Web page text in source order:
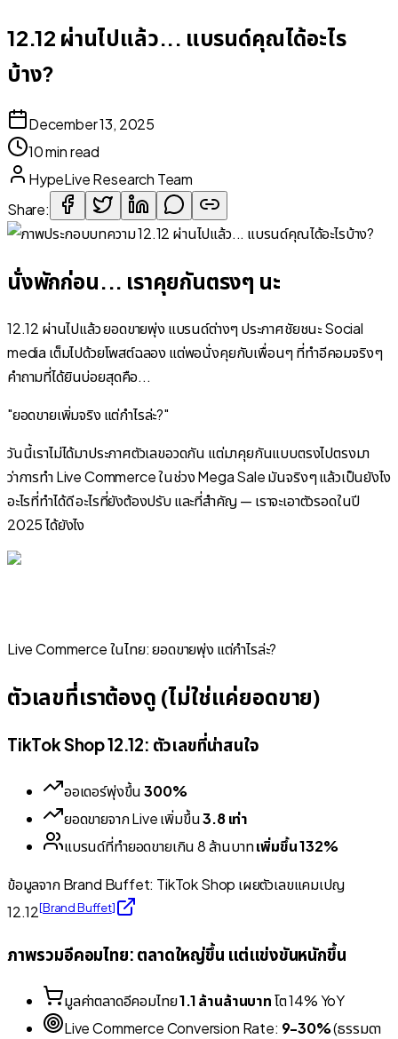
12.12 ผ่านไปแล้ว... แบรนด์คุณได้อะไร
บ้าง?
December 13, 2025
10 min read
HypeLive Research Team
Share:
นั่งพักก่อน... เราคุยกันตรงๆ นะ
12.12 ผ่านไปแล้ว ยอดขายพุ่ง แบรนด์ต่างๆ ประกาศชัยชนะ Social
media เต็มไปด้วยโพสต์ฉลอง แต่พอนั่งคุยกับเพื่อนๆ ที่ทำอีคอมจริงๆ
คำถามที่ได้ยินบ่อยสุดคือ...
"ยอดขายเพิ่มจริง แต่กำไรล่ะ?"
วันนี้เราไม่ได้มาประกาศตัวเลขอวดกัน แต่มาคุยกันแบบตรงไปตรงมา
ว่าการทำ Live Commerce ในช่วง Mega Sale มันจริงๆ แล้วเป็นยังไง
อะไรที่ทำได้ดี อะไรที่ยังต้องปรับ และที่สำคัญ — เราจะเอาตัวรอดในปี
2025 ได้ยังไง
Live Commerce ในไทย: ยอดขายพุ่ง แต่กำไรล่ะ?
ตัวเลขที่เราต้องดู (ไม่ใช่แค่ยอดขาย)
TikTok Shop 12.12: ตัวเลขที่น่าสนใจ
ออเดอร์พุ่งขึ้น300%
ยอดขายจาก Live เพิ่มขึ้น3.8 เท่า
แบรนด์ที่ทำยอดขายเกิน 8 ล้านบาทเพิ่มขึ้น 132%
ข้อมูลจาก Brand Buffet: TikTok Shop เผยตัวเลขแคมเปญ
12.12[Brand Buffet]
ภาพรวมอีคอมไทย: ตลาดใหญ่ขึ้น แต่แข่งขันหนักขึ้น
มูลค่าตลาดอีคอมไทย1.1 ล้านล้านบาทโต 14% YoY
Live Commerce Conversion Rate: 9-30%(ธรรมดา